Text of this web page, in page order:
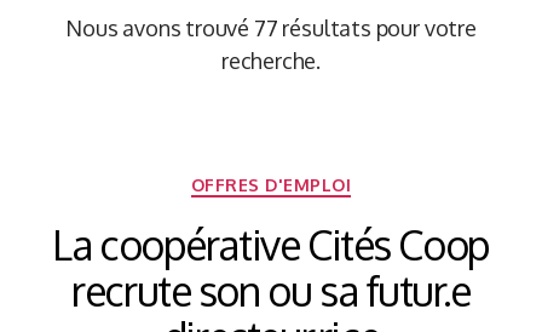
Nous avons trouvé 77 résultats pour votre
recherche.
Catégories
OFFRES D'EMPLOI
La coopérative Cités Coop
recrute son ou sa futur.e